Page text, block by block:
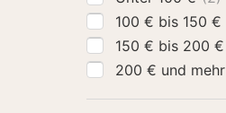
100 € bis 150 €
150 € bis 200 €
200 € und mehr